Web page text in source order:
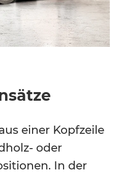
einer Kopfzeile
oder
In der